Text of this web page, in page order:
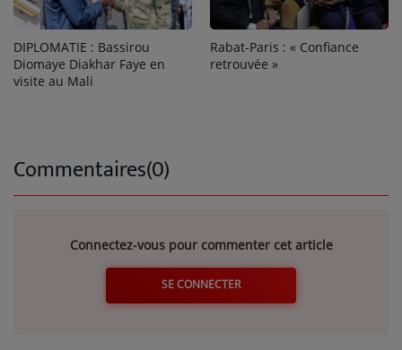
DIPLOMATIE : Bassirou
Diomaye Diakhar Faye en
visite au Mali
Rabat-Paris : « Confiance
retrouvée »
Commentaires(0)
Connectez-vous pour commenter cet article
SE CONNECTER